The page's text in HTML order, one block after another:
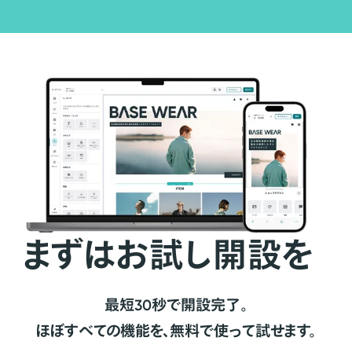
まずはお試し開設を
最短30秒で開設完了。
ほぼすべての機能を、無料で使って試せます。